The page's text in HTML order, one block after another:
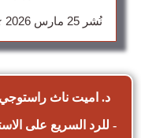
نُشر25 مارس 2026
د. اميت ناث راستوجي
للرد السريع على الاستفسارات، يرجى إرسال بريد إلكتروني -